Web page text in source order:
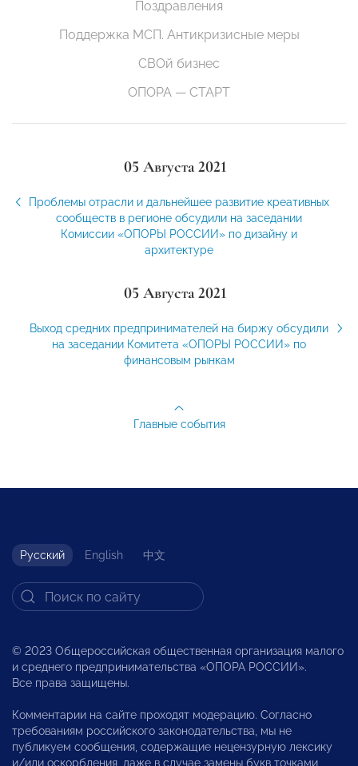
Поздравления
Поддержка МСП. Антикризисные меры
СВОй бизнес
ОПОРА — СТАРТ
05 Августа 2021
Проблемы отрасли и дальнейшее развитие креативных
сообществ в регионе обсудили на заседании
Комиссии «ОПОРЫ РОССИИ» по дизайну и
архитектуре
05 Августа 2021
Выход средних предпринимателей на биржу обсудили
на заседании Комитета «ОПОРЫ РОССИИ» по
финансовым рынкам
Главные события
Русский English 中文
© 2023 Общероссийская общественная организация малого
и среднего предпринимательства «ОПОРА РОССИИ».
Все права защищены.
Комментарии на сайте проходят модерацию. Согласно
требованиям российского законодательства, мы не
публикуем сообщения, содержащие нецензурную лексику
и/или оскорбления, даже в случае замены букв точками,